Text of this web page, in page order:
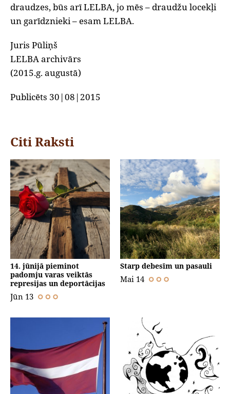
draudzes, būs arī LELBA, jo mēs – draudžu locekļi
un garīdznieki – esam LELBA.
Juris Pūliņš
LELBA archivārs
(2015.g. augustā)
Publicēts 30|08|2015
Citi Raksti
14. jūnijā pieminot
padomju varas veiktās
represijas un deportācijas
Jūn 13
Starp debesīm un pasauli
Mai 14